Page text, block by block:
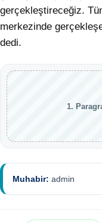
gerçekleştireceğiz.
merkezinde
dedi.
1.
Muhabir: admin